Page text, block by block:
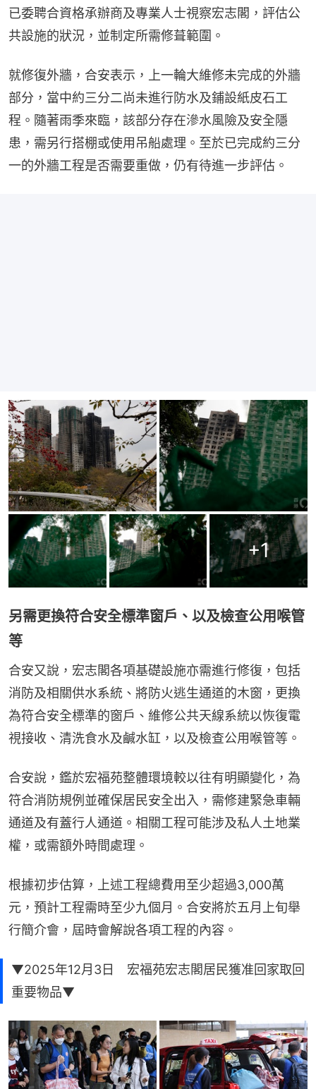
已委聘合資格承辦商及專業人士視察宏志閣，評估公
共設施的狀況，並制定所需修葺範圍。
就修復外牆，合安表示，上一輪大維修未完成的外牆
部分，當中約三分二尚未進行防水及鋪設紙皮石工
程。隨著雨季來臨，該部分存在滲水風險及安全隱
患，需另行搭棚或使用吊船處理。至於已完成約三分
一的外牆工程是否需要重做，仍有待進一步評估。
+1
另需更換符合安全標準窗戶、以及檢查公用喉管
等
合安又說，宏志閣各項基礎設施亦需進行修復，包括
消防及相關供水系統、將防火逃生通道的木窗，更換
為符合安全標準的窗戶、維修公共天線系統以恢復電
視接收、清洗食水及鹹水缸，以及檢查公用喉管等。
合安說，鑑於宏福苑整體環境較以往有明顯變化，為
符合消防規例並確保居民安全出入，需修建緊急車輛
通道及有蓋行人通道。相關工程可能涉及私人土地業
權，或需額外時間處理。
根據初步估算，上述工程總費用至少超過3,000萬
元，預計工程需時至少九個月。合安將於五月上旬舉
行簡介會，屆時會解說各項工程的內容。
▼2025年12月3日 宏福苑宏志閣居民獲准回家取回
重要物品▼